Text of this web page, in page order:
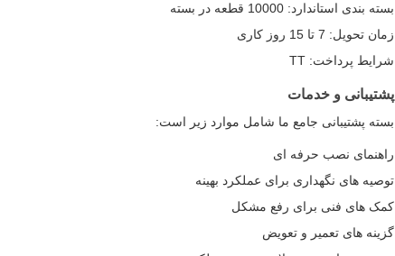
بسته بندی استاندارد: 10000 قطعه در بسته
زمان تحویل: 7 تا 15 روز کاری
شرایط پرداخت: TT
پشتیبانی و خدمات
بسته پشتیبانی جامع ما شامل موارد زیر است:
راهنمای نصب حرفه ای
توصیه های نگهداری برای عملکرد بهینه
کمک های فنی برای رفع مشکل
گزینه های تعمیر و تعویض